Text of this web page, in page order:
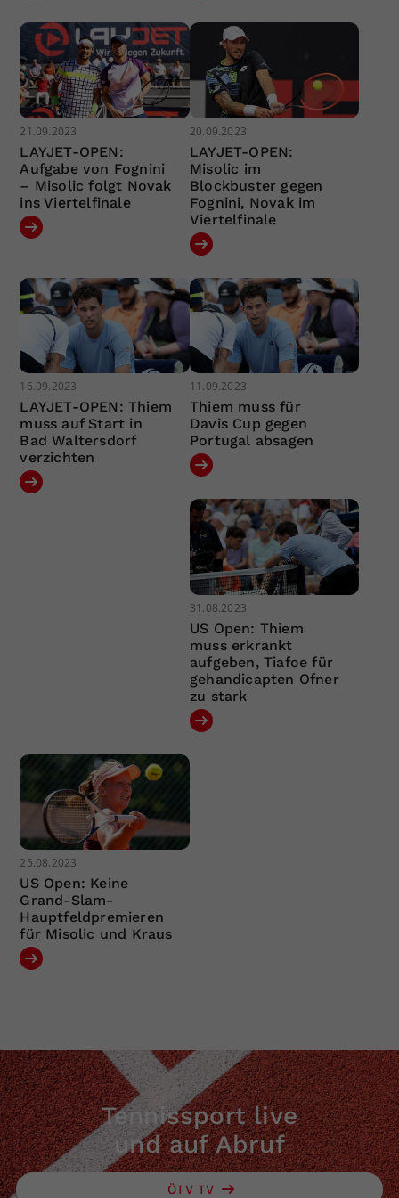
21.09.2023
LAYJET-OPEN:
Aufgabe von Fognini
– Misolic folgt Novak
ins Viertelfinale
20.09.2023
LAYJET-OPEN:
Misolic im
Blockbuster gegen
Fognini, Novak im
Viertelfinale
16.09.2023
LAYJET-OPEN: Thiem
muss auf Start in
Bad Waltersdorf
verzichten
11.09.2023
Thiem muss für
Davis Cup gegen
Portugal absagen
31.08.2023
US Open: Thiem
muss erkrankt
aufgeben, Tiafoe für
gehandicapten Ofner
zu stark
25.08.2023
US Open: Keine
Grand-Slam-
Hauptfeldpremieren
für Misolic und Kraus
Tennissport live
und auf Abruf
ÖTV TV